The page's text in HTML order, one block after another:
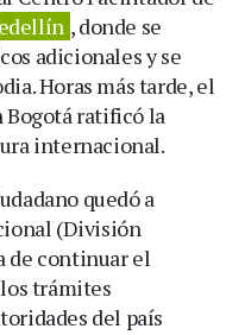
, donde se
adicionales y se
Horas más tarde, el
ratificó la
internacional.
quedó a
(División
de continuar el
trámites
del país